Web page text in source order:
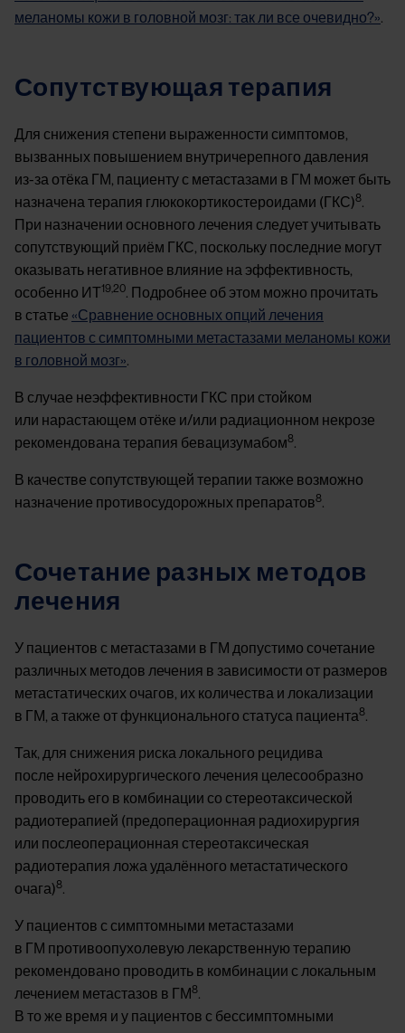
меланомы кожи в головной мозг: так ли все очевидно?».
Сопутствующая терапия
Для снижения степени выраженности симптомов,
вызванных повышением внутричерепного давления
из-за отёка ГМ, пациенту с метастазами в ГМ может быть
назначена терапия глюкокортикостероидами (ГКС)8.
При назначении основного лечения следует учитывать
сопутствующий приём ГКС, поскольку последние могут
оказывать негативное влияние на эффективность,
особенно ИТ
19,20. Подробнее об этом можно прочитать
в статье «Сравнение основных опций лечения
пациентов с симптомными метастазами меланомы кожи
в головной мозг».
В случае неэффективности ГКС при стойком
или нарастающем отёке и/или радиационном некрозе
рекомендована терапия бевацизумабом8.
В качестве сопутствующей терапии также возможно
назначение противосудорожных препаратов8.
Сочетание разных методов
лечения
У пациентов с метастазами в ГМ допустимо сочетание
различных методов лечения в зависимости от размеров
метастатических очагов, их количества и локализации
в ГМ, а также от функционального статуса пациента8.
Так, для снижения риска локального рецидива
после нейрохирургического лечения целесообразно
проводить его в комбинации со стереотаксической
радиотерапией (предоперационная радиохирургия
или послеоперационная стереотаксическая
радиотерапия ложа удалённого метастатического
очага)8.
У пациентов с симптомными метастазами
в ГМ противоопухолевую лекарственную терапию
рекомендовано проводить в комбинации с локальным
лечением метастазов в ГМ8.
В то же время и у пациентов с бессимптомными